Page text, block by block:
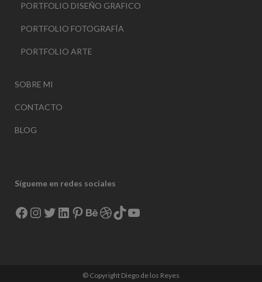
PORTFOLIO DISEÑO GRAFICO
PORTFOLIO FOTOGRAFÍA
PORTFOLIO ARTE
SOBRE MI
CONTACTO
BLOG
Sígueme en redes sociales
Facebook
Instagram
Twitter
LinkedIn
Pinterest
Behance
Dribbble
TikTok
YouTube
© Copyright Diego de los Reyes